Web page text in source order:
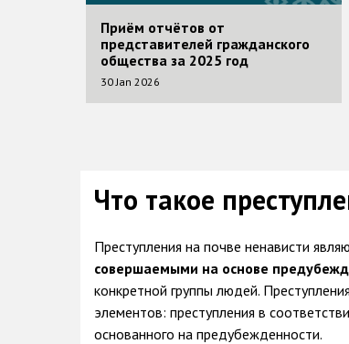
Приём отчётов от
представителей гражданского
общества за 2025 год
30 Jan 2026
Что такое
Преступления на почве ненависти
совершаемыми на основе
конкретной группы людей.
элементов: преступления в
основанного на предубежденности.